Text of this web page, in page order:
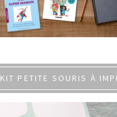
KIT PETITE SOURIS À